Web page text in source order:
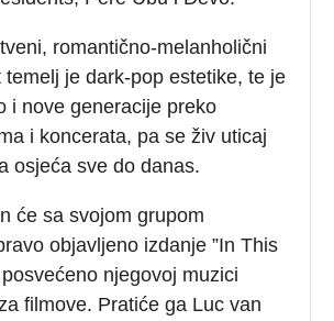
romantično-melanholični
temelj je dark-pop estetike, te je
i nove generacije preko
i koncerata, pa se živ uticaj
osjeća sve do danas.
će sa svojom grupom
objavljeno izdanje ”In This
njegovoj muzici
filmove. Pratiće ga Luc van